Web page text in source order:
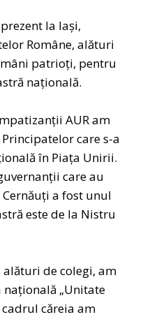
la Iași,
Române, alături
patrioți, pentru
națională.
AUR am
care s-a
în Piața Unirii.
care au
a fost unul
este de la Nistru
de colegi, am
„Unitate
căreia am